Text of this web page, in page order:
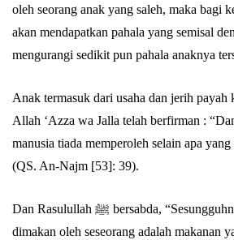
oleh seorang anak yang saleh, maka bagi
akan mendapatkan pahala yang semisal
mengurangi sedikit pun pahala anaknya
Anak termasuk dari usaha dan jerih payah
Allah ‘Azza wa Jalla telah berfirman :
manusia tiada memperoleh selain apa
(QS. An-Najm [53]: 39).
Dan Rasulullah ﷺ bersabda, “Sesungguhnya sebaik-baik yang
dimakan oleh seseorang adalah makanan